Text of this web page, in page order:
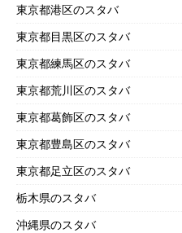
東京都港区のスタバ
東京都目黒区のスタバ
東京都練馬区のスタバ
東京都荒川区のスタバ
東京都葛飾区のスタバ
東京都豊島区のスタバ
東京都足立区のスタバ
栃木県のスタバ
沖縄県のスタバ